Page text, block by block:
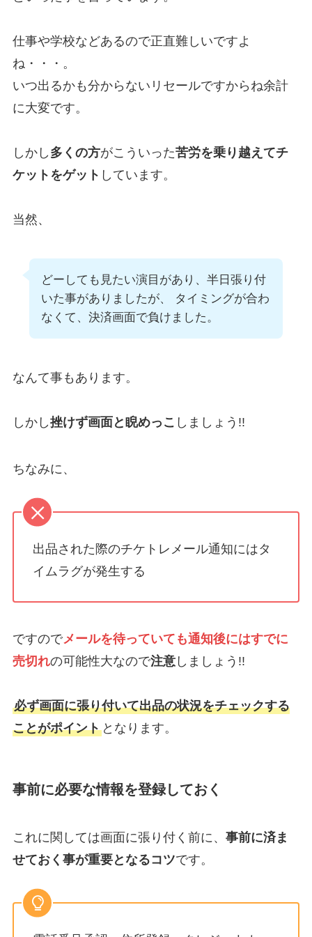
仕事や学校などあるので正直難しいですよ
ね・・・。
いつ出るかも分からないリセールですからね余計
に大変です。
しかし 多くの方がこういった苦労を乗り越えてチ
ケットをゲット しています。
当然、
どーしても見たい演目があり、半日張り付
いた事がありましたが、 タイミングが合わ
なくて、決済画面で負けました。
なんて事もあります。
しかし挫けず画面と睨めっこ しましょう!!
ちなみに、
出品された際のチケトレメール通知にはタ
イムラグが発生する
ですのでメールを待っていても通知後にはすでに
売切れの可能性大なので注意しましょう!!
必ず画面に張り付いて出品の状況をチェックする
ことがポイントとなります。
事前に必要な情報を登録しておく
これに関しては画面に張り付く前に、 事前に済ま
せておく事が重要となるコツです。